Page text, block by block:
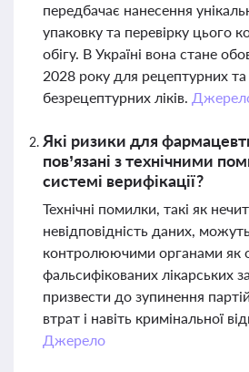
передбачає нанесення
упаковку та перевірку цього
обігу. В Україні вона стане
2028 року для рецептурних
безрецептурних ліків.
Які ризики для
пов’язані з технічними
системі верифікації?
Технічні помилки, такі як
невідповідність даних,
контролюючими органами як
фальсифікованих лікарських
призвести до зупинення
втрат і навіть кримінальної
Джерело